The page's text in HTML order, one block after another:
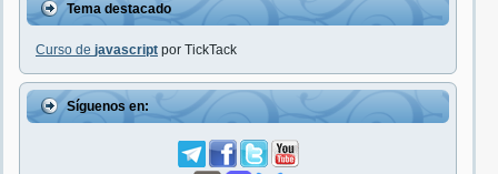
Tema destacado
Curso de javascript por TickTack
Síguenos en: